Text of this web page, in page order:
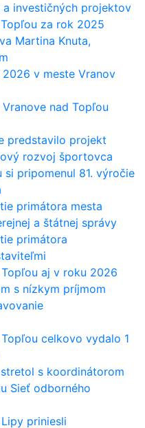
investičných projektov
za rok 2025
Martina Knuta,
v meste Vranov
nad Topľou
predstavilo projekt
rozvoj športovca
si pripomenul 81. výročie
primátora mesta
a štátnej správy
primátora
aj v roku 2026
s nízkym príjmom
celkovo vydalo 1
s koordinátorom
Sieť odborného
priniesli